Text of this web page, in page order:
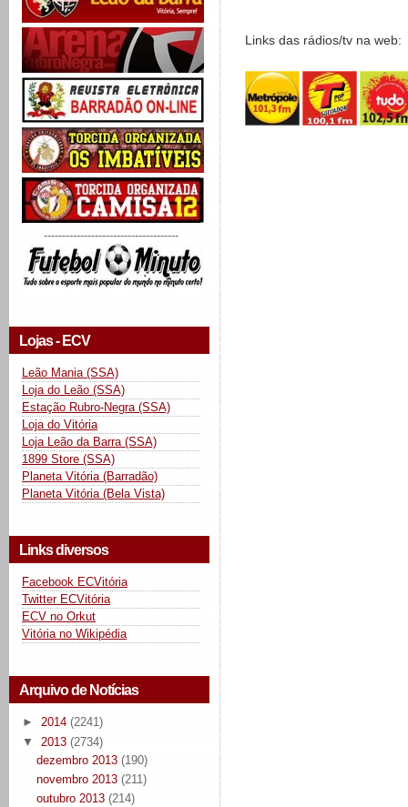
-------------------------------------
Lojas - ECV
Leão Mania (SSA)
Loja do Leão (SSA)
Estação Rubro-Negra (SSA)
Loja do Vitória
Loja Leão da Barra (SSA)
1899 Store (SSA)
Planeta Vitória (Barradão)
Planeta Vitória (Bela Vista)
Links diversos
Facebook ECVitória
Twitter ECVitória
ECV no Orkut
Vitória no Wikipédia
Arquivo de Notícias
► 2014 (2241)
▼ 2013 (2734)
dezembro 2013 (190)
novembro 2013 (211)
outubro 2013 (214)
Links das rádios/tv na web: